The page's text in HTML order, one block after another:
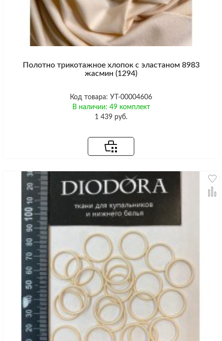
Полотно трикотажное хлопок с эластаном 8983
жасмин (1294)
Код товара: УТ-00004606
В наличии: 49 комплект
1 439 руб.